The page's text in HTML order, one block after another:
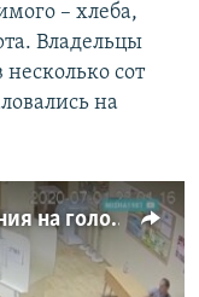
– хлеба,
Владельцы
сот
на
Вброс, ложь и видео. Нарушения на голосовании о путинских поправках к Конституции (видео)